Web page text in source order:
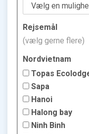
Rejsemål
(vælg gerne flere)
Nordvietnam
Topas
Sapa
Hanoi
Halong bay
Ninh Binh